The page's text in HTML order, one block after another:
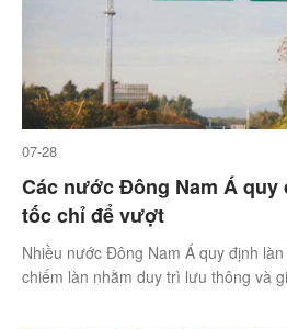
07-28
Các nước Đông Nam Á quy
tốc chỉ để vượt
Nhiều nước Đông Nam Á quy định
chiếm làn nhằm duy trì lưu thông và